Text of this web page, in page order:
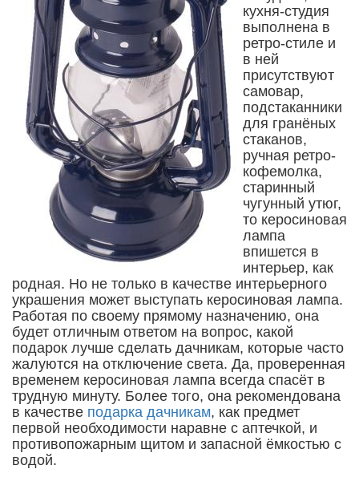
кухня-студия
выполнена в
ретро-стиле и
в ней
присутствуют
самовар,
подстаканники
для гранёных
стаканов,
ручная ретро-
кофемолка,
старинный
чугунный утюг,
то керосиновая
лампа
впишется в
интерьер, как
родная. Но не только в качестве интерьерного
украшения может выступать керосиновая лампа.
Работая по своему прямому назначению, она
будет отличным ответом на вопрос, какой
подарок лучше сделать дачникам, которые часто
жалуются на отключение света. Да, проверенная
временем керосиновая лампа всегда спасёт в
трудную минуту. Более того, она рекомендована
в качестве подарка дачникам, как предмет
первой необходимости наравне с аптечкой, и
противопожарным щитом и запасной ёмкостью с
водой.